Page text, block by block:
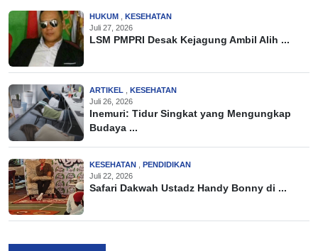
HUKUM
KESEHATAN
Juli 27, 2026
LSM PMPRI Desak Kejagung Ambil Alih ...
ARTIKEL
KESEHATAN
Juli 26, 2026
Inemuri: Tidur Singkat yang Mengungkap
Budaya ...
KESEHATAN
PENDIDIKAN
Juli 22, 2026
Safari Dakwah Ustadz Handy Bonny di ...